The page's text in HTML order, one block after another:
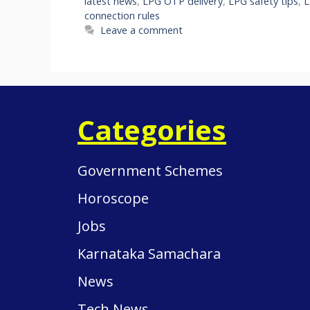
connection rules
Leave a comment
Categories
Government Schemes
Horoscope
Jobs
Karnataka Samachara
News